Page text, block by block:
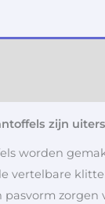
zijn
worden
vertelbare
zorgen